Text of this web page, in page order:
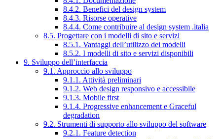
8.4.2. Benefici del design system
8.4.3. Risorse operative
8.4.4. Come contribuire al design system .italia
8.5. Progettare con i modelli di sito e servizi
8.5.1. Vantaggi dell’utilizzo dei modelli
8.5.2. I modelli di sito e servizi disponibili
9. Sviluppo dell’interfaccia
9.1. Approccio allo sviluppo
9.1.1. Attività preliminari
9.1.2. Web design responsivo e accessibile
9.1.3. Mobile first
9.1.4. Progressive enhancement e Graceful
degradation
9.2. Strumenti di supporto allo sviluppo del software
9.2.1. Feature detection